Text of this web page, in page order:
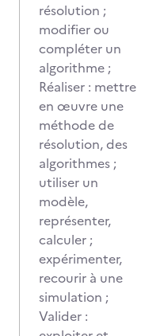
résolution ;
modifier ou
compléter un
algorithme ;
Réaliser : mettre
en œuvre une
méthode de
résolution, des
algorithmes ;
utiliser un
modèle,
représenter,
calculer ;
expérimenter,
recourir à une
simulation ;
Valider :